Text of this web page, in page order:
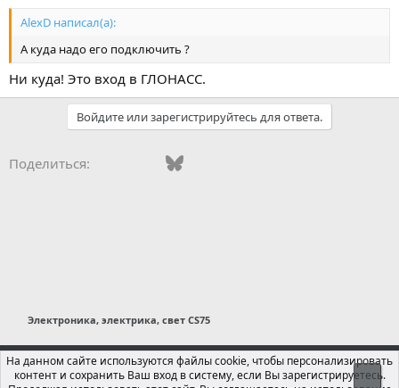
AlexD написал(а):
А куда надо его подключить ?
Ни куда! Это вход в ГЛОНАСС.
Войдите или зарегистрируйтесь для ответа.
Поделиться: Vkontakte
FacebookBluesky
Электроника, электрика, свет CS75
Russian (RU)
Обратная связь
Условия и правила
На данном сайте используются файлы cookie, чтобы персонализировать
контент и сохранить Ваш вход в систему, если Вы зарегистрируетесь.